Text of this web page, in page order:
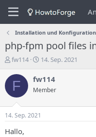
Installation und Konfiguration
php-fpm pool files
E
s
e
e
r
fw114
E
s
e
14. Sep. 2021
F fw114
Member
14. Sep. 2021
Hallo,